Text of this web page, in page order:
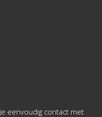
eenvoudig contact met